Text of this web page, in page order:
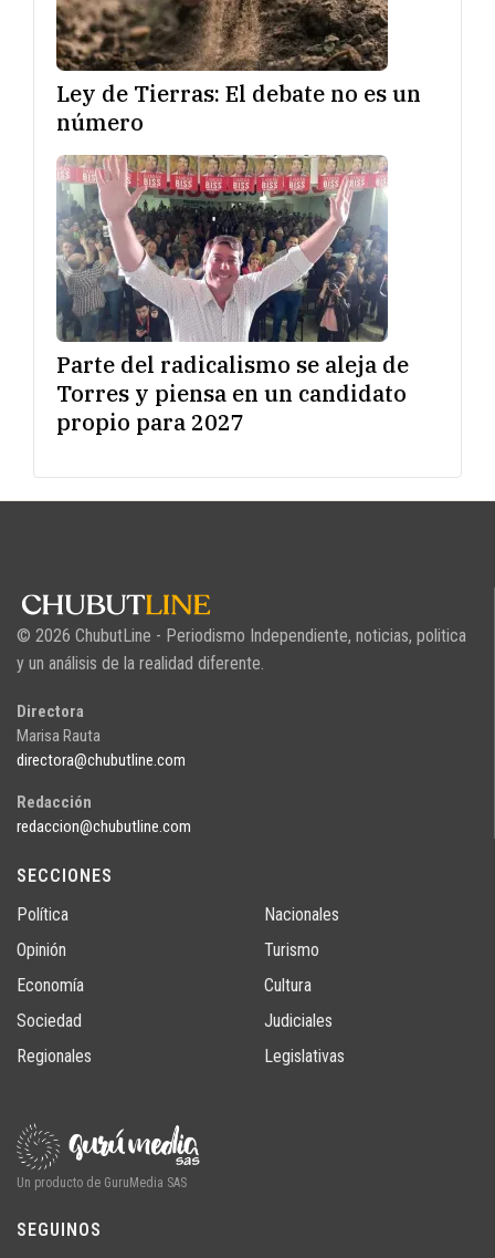
Ley de Tierras: El debate no es un
número
Parte del radicalismo se aleja de
Torres y piensa en un candidato
propio para 2027
© 2026 ChubutLine - Periodismo Independiente, noticias, politica
y un análisis de la realidad diferente.
Directora
Marisa Rauta
directora@chubutline.com
Redacción
redaccion@chubutline.com
SECCIONES
Política
Opinión
Economía
Sociedad
Regionales
Nacionales
Turismo
Cultura
Judiciales
Legislativas
Un producto de GuruMedia SAS
SEGUINOS